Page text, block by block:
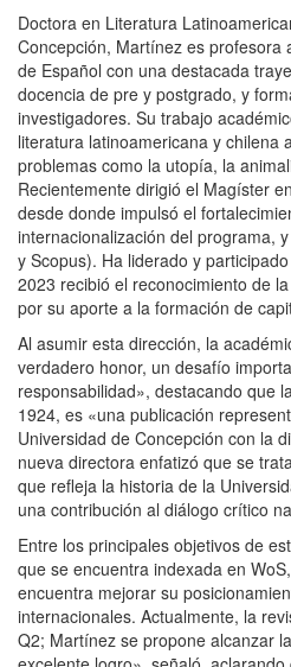
Doctora en Literatura
Concepción, Martínez es profesora
de Español con una destacada
docencia de pre y postgrado, y
investigadores. Su trabajo
literatura latinoamericana y chilena
problemas como la utopía, la
Recientemente dirigió el Magíster
desde donde impulsó el
internacionalización del programa,
y Scopus). Ha liderado y
2023 recibió el reconocimiento de
por su aporte a la formación de
Al asumir esta dirección, la
verdadero honor, un desafío
responsabilidad», destacando que
1924, es «una publicación
Universidad de Concepción con la
nueva directora enfatizó que se
que refleja la historia de la
una contribución al diálogo crítico
Entre los principales objetivos de
que se encuentra indexada en WoS,
encuentra mejorar su
internacionales. Actualmente, la
Q2; Martínez se propone alcanzar